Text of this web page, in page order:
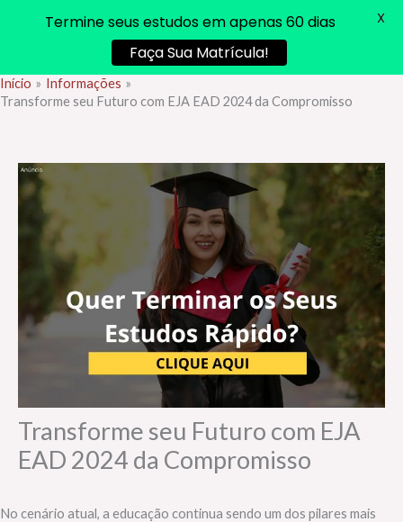
Ir
para
Início
Informações
Transforme seu Futuro com EJA EAD 2024 da Compromisso
Transforme seu Futuro com EJA
EAD 2024 da Compromisso
No cenário atual, a educação continua sendo um dos pilares mais
Termine seus estudos em apenas 60 dias
Faça Sua Matrícula!
X